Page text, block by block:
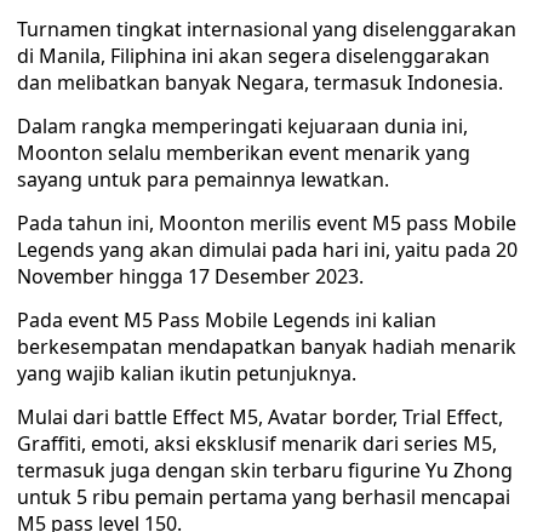
Turnamen tingkat internasional yang diselenggarakan
di Manila, Filiphina ini akan segera diselenggarakan
dan melibatkan banyak Negara, termasuk Indonesia.
Dalam rangka memperingati kejuaraan dunia ini,
Moonton selalu memberikan event menarik yang
sayang untuk para pemainnya lewatkan.
Pada tahun ini, Moonton merilis event M5 pass Mobile
Legends yang akan dimulai pada hari ini, yaitu pada 20
November hingga 17 Desember 2023.
Pada event M5 Pass Mobile Legends ini kalian
berkesempatan mendapatkan banyak hadiah menarik
yang wajib kalian ikutin petunjuknya.
Mulai dari battle Effect M5, Avatar border, Trial Effect,
Graffiti, emoti, aksi eksklusif menarik dari series M5,
termasuk juga dengan skin terbaru figurine Yu Zhong
untuk 5 ribu pemain pertama yang berhasil mencapai
M5 pass level 150.